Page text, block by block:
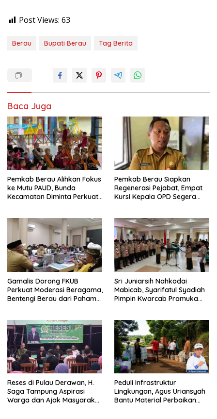
Post Views: 63
Berau Bupati Berau Tag Berita
Baca Juga
Pemkab Berau Alihkan Fokus
ke Mutu PAUD, Bunda
Kecamatan Diminta Perkuat
Pemkab Berau Siapkan
Regenerasi Pejabat, Empat
Kursi Kepala OPD Segera
Gamalis Dorong FKUB
Perkuat Moderasi Beragama,
Bentengi Berau dari Paham
Sri Juniarsih Nahkodai
Mabicab, Syarifatul Syadiah
Pimpin Kwarcab Pramuka
Reses di Pulau Derawan, H.
Saga Tampung Aspirasi
Warga dan Ajak Masyarakat
Peduli Infrastruktur
Lingkungan, Agus Uriansyah
Bantu Material Perbaikan